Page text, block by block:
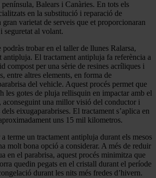
Balears i Canàries. En tots els
en la substitució i reparació de
gran varietat de serveis que et proporcionaran
seguretat al volant.
podràs trobar en el taller de llunes Ralarsa,
antipluja. El tractament antipluja fa referència a
compost per una sèrie de resines acríliques i
entre altres elements, en forma de
del vehicle. Aquest procés permet que
les gotes de pluja rellisquin en impactar amb el
aconseguint una millor visió del conductor i
eixugaparabrises. El tractament s’aplica en
uns 15 mil kilometros.
terme un tractament antipluja durant els mesos
molt bona opció a considerar. A més de reduir
en el parabrisa, aquest procés minimitza que
quedin pegats en el cristall durant el període
durant les nits més fredes d’hivern.